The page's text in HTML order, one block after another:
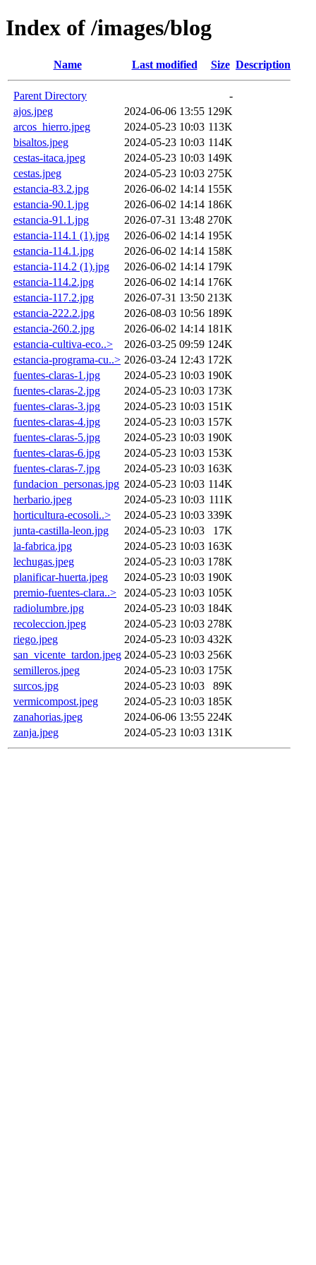
Index of /images/blog
Name Last modified Size Description
Parent Directory
-
ajos.jpeg
2024-06-06 13:55 129K
arcos_hierro.jpeg
2024-05-23 10:03 113K
bisaltos.jpeg
2024-05-23 10:03 114K
cestas-itaca.jpeg
2024-05-23 10:03 149K
cestas.jpeg
2024-05-23 10:03 275K
estancia-83.2.jpg
2026-06-02 14:14 155K
estancia-90.1.jpg
2026-06-02 14:14 186K
estancia-91.1.jpg
2026-07-31 13:48 270K
estancia-114.1 (1).jpg
2026-06-02 14:14 195K
estancia-114.1.jpg
2026-06-02 14:14 158K
estancia-114.2 (1).jpg
2026-06-02 14:14 179K
estancia-114.2.jpg
2026-06-02 14:14 176K
estancia-117.2.jpg
2026-07-31 13:50 213K
estancia-222.2.jpg
2026-08-03 10:56 189K
estancia-260.2.jpg
2026-06-02 14:14 181K
estancia-cultiva-eco..>
2026-03-25 09:59 124K
estancia-programa-cu..> 2026-03-24 12:43 172K
fuentes-claras-1.jpg
2024-05-23 10:03 190K
fuentes-claras-2.jpg
2024-05-23 10:03 173K
fuentes-claras-3.jpg
2024-05-23 10:03 151K
fuentes-claras-4.jpg
2024-05-23 10:03 157K
fuentes-claras-5.jpg
2024-05-23 10:03 190K
fuentes-claras-6.jpg
2024-05-23 10:03 153K
fuentes-claras-7.jpg
2024-05-23 10:03 163K
fundacion_personas.jpg 2024-05-23 10:03 114K
herbario.jpeg
2024-05-23 10:03 111K
horticultura-ecosoli..>
2024-05-23 10:03 339K
junta-castilla-leon.jpg
2024-05-23 10:03
17K
la-fabrica.jpg
2024-05-23 10:03 163K
lechugas.jpeg
2024-05-23 10:03 178K
planificar-huerta.jpeg
2024-05-23 10:03 190K
premio-fuentes-clara..>
2024-05-23 10:03 105K
radiolumbre.jpg
2024-05-23 10:03 184K
recoleccion.jpeg
2024-05-23 10:03 278K
riego.jpeg
2024-05-23 10:03 432K
san_vicente_tardon.jpeg 2024-05-23 10:03 256K
semilleros.jpeg
2024-05-23 10:03 175K
surcos.jpg
2024-05-23 10:03
89K
vermicompost.jpeg
2024-05-23 10:03 185K
zanahorias.jpeg
2024-06-06 13:55 224K
zanja.jpeg
2024-05-23 10:03 131K